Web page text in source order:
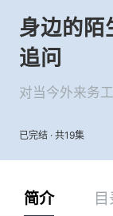
身边的陌
追问
对当今外来务
已完结 · 共19集
简介